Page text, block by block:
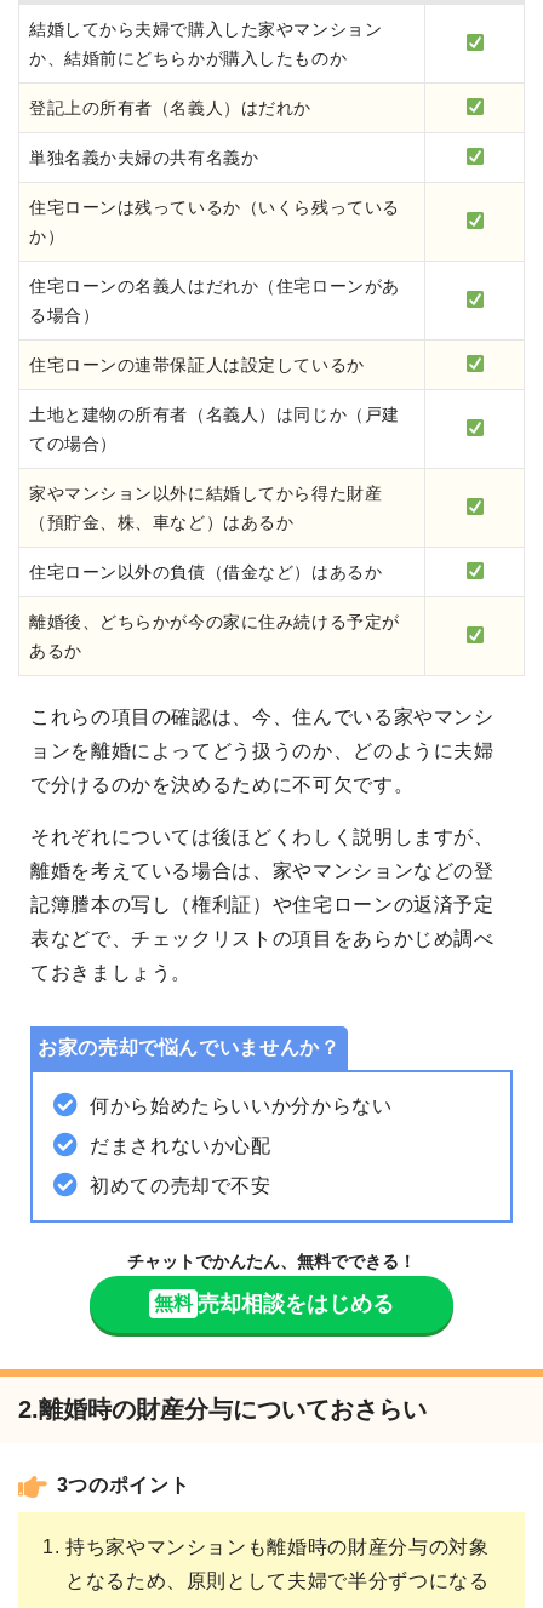
結婚してから夫婦で購入した家やマンション
か、結婚前にどちらかが購入したものか
登記上の所有者（名義人）はだれか
単独名義か夫婦の共有名義か
住宅ローンは残っているか（いくら残っている
か）
住宅ローンの名義人はだれか（住宅ローンがあ
る場合）
住宅ローンの連帯保証人は設定しているか
土地と建物の所有者（名義人）は同じか（戸建
ての場合）
家やマンション以外に結婚してから得た財産
（預貯金、株、車など）はあるか
住宅ローン以外の負債（借金など）はあるか
離婚後、どちらかが今の家に住み続ける予定が
あるか
これらの項目の確認は、今、住んでいる家やマンシ
ョンを離婚によってどう扱うのか、どのように夫婦
で分けるのかを決めるために不可欠です。
それぞれについては後ほどくわしく説明しますが、
離婚を考えている場合は、家やマンションなどの登
記簿謄本の写し（権利証）や住宅ローンの返済予定
表などで、チェックリストの項目をあらかじめ調べ
ておきましょう。
お家の売却で悩んでいませんか？
何から始めたらいいか分からない
だまされないか心配
初めての売却で不安
チャットでかんたん、無料でできる！
無料 売却相談をはじめる
2.離婚時の財産分与についておさらい
3つのポイント
持ち家やマンションも離婚時の財産分与の対象
となるため、原則として夫婦で半分ずつになる